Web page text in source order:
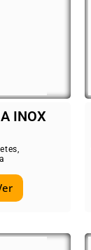
INOX
,